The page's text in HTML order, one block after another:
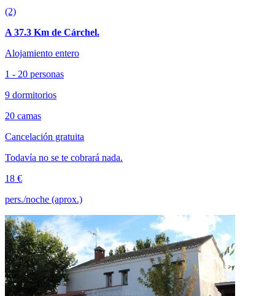
(2)
A 37.3 Km de Cárchel.
Alojamiento entero
1 - 20 personas
9 dormitorios
20 camas
Cancelación gratuita
Todavía no se te cobrará nada.
18 €
pers./noche (aprox.)